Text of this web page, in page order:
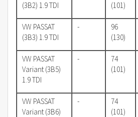
(3B2) 1.9 TDI
(101)
VW PASSAT
(3B3) 1.9 TDI
-
96
(130)
VW PASSAT
Variant (3B5)
1.9 TDI
-
74
(101)
VW PASSAT
Variant (3B6)
-
74
(101)